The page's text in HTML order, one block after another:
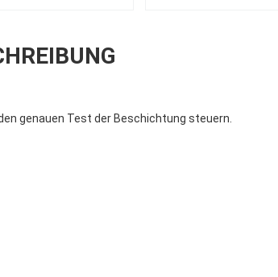
genauen Test der Beschichtung steuern.